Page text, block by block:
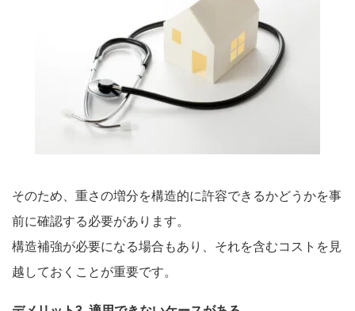
そのため、重さの増分を構造的に許容できるかどうかを事
前に確認する必要があります。
構造補強が必要になる場合もあり、それを含むコストを見
越しておくことが重要です。